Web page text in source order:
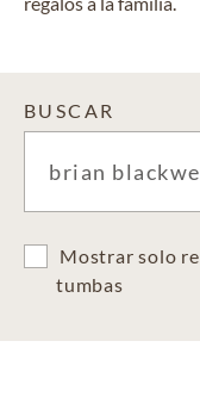
BUSCAR
Mostrar solo
tumbas